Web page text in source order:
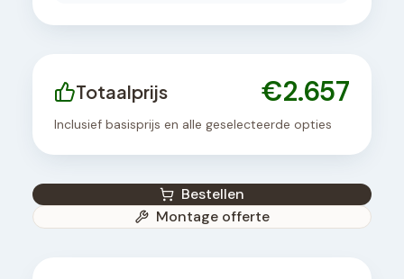
Totaalprijs €2.657
Inclusief basisprijs en alle geselecteerde opties
Bestellen
Montage offerte